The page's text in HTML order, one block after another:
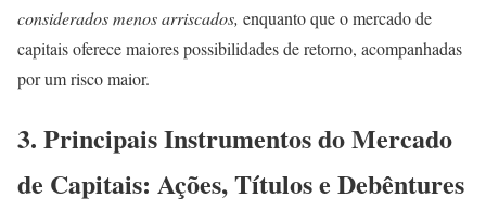
considerados menos arriscados, enquanto que o mercado de
capitais oferece maiores possibilidades de retorno, acompanhadas
por um risco maior.
3. Principais Instrumentos do Mercado
de Capitais: Ações, Títulos e Debêntures